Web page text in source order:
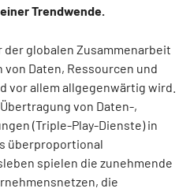
Trendwende.
globalen Zusammenarbeit
von Daten, Ressourcen und
vor allem allgegenwärtig wird.
von Daten-,
(Triple-Play-Dienste) in
überproportional
spielen die zunehmende
die